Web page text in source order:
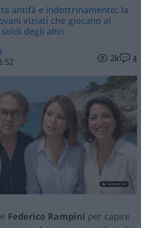
antifà e indottrinamento: la
viziati che giocano al
degli altri
2k 4
Federico Rampini per capire